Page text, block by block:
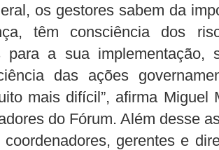
os gestores sabem da
têm consciência dos
para a sua implementação,
das ações
mais difícil”, afirma Miguel
do Fórum. Além desse
gerentes e